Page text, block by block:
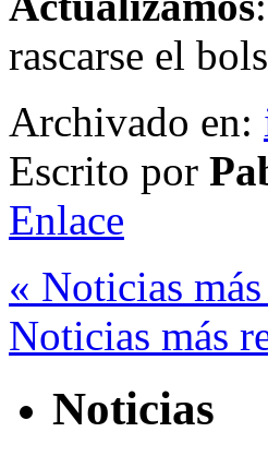
rascarse el
Archivado en:
Escrito por
Enlace
« Noticias
Noticias más
Noticias